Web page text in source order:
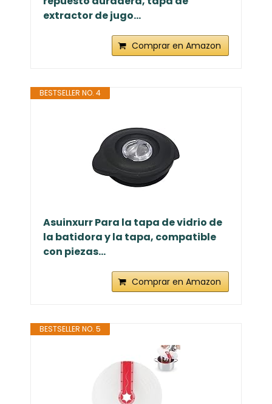
extractor de jugo...
Comprar en Amazon
BESTSELLER NO. 4
Asuinxurr Para la tapa de vidrio de
la batidora y la tapa, compatible
con piezas...
Comprar en Amazon
BESTSELLER NO. 5